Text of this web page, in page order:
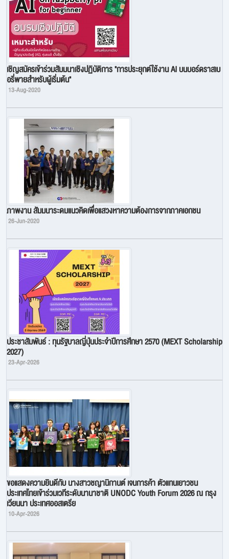
เชิญสมัครเข้าร่วมสัมมนาเชิงปฏิบัติการ "การประยุกต์ใช้งาน AI บนบอร์ดราสเบ
อรี่พายสำหรับผู้เริ่มต้น"
13-Aug-2020
ภาพงาน สัมมนาระดมแนวคิดเพื่อแสวงหาความต้องการจากภาคเอกชน
26-Jun-2020
ประชาสัมพันธ์ : ทุนรัฐบาลญี่ปุ่นประจำปีการศึกษา 2570 (MEXT Scholarship
2027)
23-Apr-2026
ขอแสดงความยินดีกับ นางสาวชญานิกานต์ เจนการค้า ตัวแทนเยาวชน
ประเทศไทยเข้าร่วมเวทีระดับนานาชาติ UNODC Youth Forum 2026 ณ กรุง
เวียนนา ประเทศออสเตรีย
10-Apr-2026